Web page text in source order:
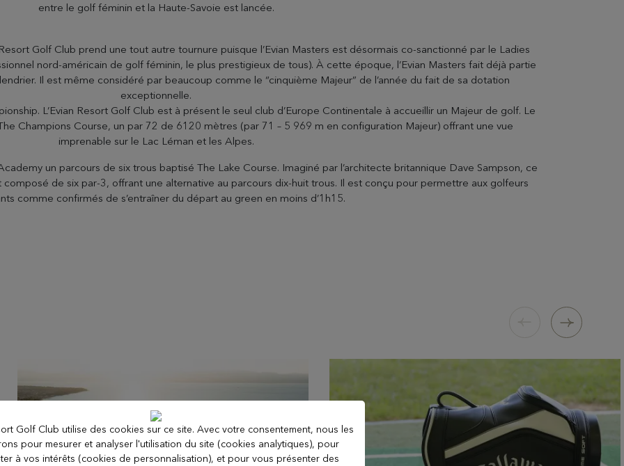
Informations pratiques
Tout savoir pour votre séjour
entre le golf féminin et la Haute-Savoie est lancée.
Golf Club prend une tout autre tournure puisque l’Evian Masters est désormais co-sanctionné par le Ladies
nord-américain de golf féminin, le plus prestigieux de tous). À cette époque, l’Evian Masters fait déjà partie
Il est même considéré par beaucoup comme le “cinquième Majeur” de l’année du fait de sa dotation
exceptionnelle.
L’Evian Resort Golf Club est à présent le seul club d’Europe Continentale à accueillir un Majeur de golf. Le
Champions Course, un par 72 de 6120 mètres (par 71 – 5 969 m en configuration Majeur) offrant une vue
imprenable sur le Lac Léman et les Alpes.
un parcours de six trous baptisé The Lake Course. Imaginé par l’architecte britannique Dave Sampson, ce
de six par-3, offrant une alternative au parcours dix-huit trous. Il est conçu pour permettre aux golfeurs
comme confirmés de s’entraîner du départ au green en moins d’1h15.
Golf Club utilise des cookies sur ce site. Avec votre consentement, nous les
pour mesurer et analyser l'utilisation du site (cookies analytiques), pour
à vos intérêts (cookies de personnalisation), et pour vous présenter des